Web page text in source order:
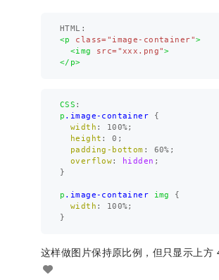
<p
class="image-container">
<img
src="xxx.png">
</p>
CSS :
p .image-container
{
width : 100%;
height : 0 ;
padding-bottom : 60% ;
overflow: hidden ;
}
p .image-container img
{
width : 100%;
}
这样做图片保持原比例，但只显示上方